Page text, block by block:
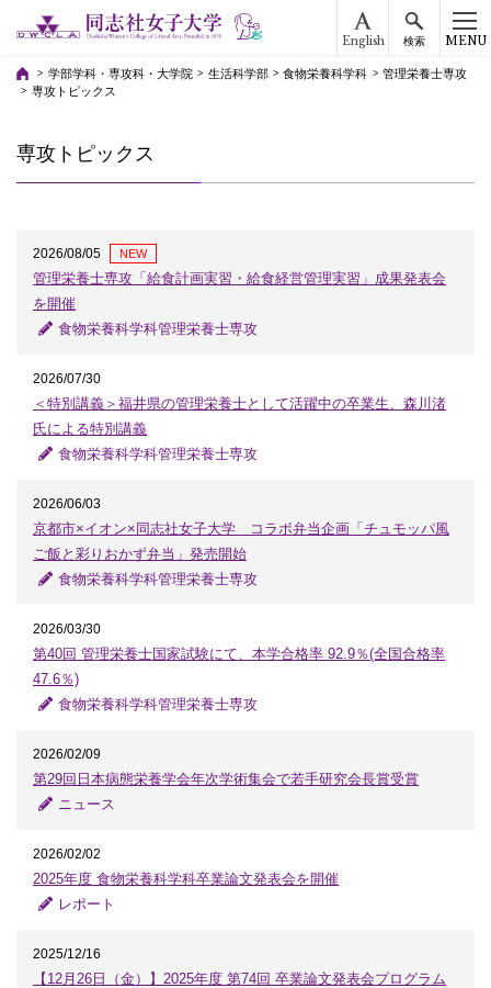
English 検索 MENU
学部学科・専攻科・大学院 生活科学部 食物栄養科学科
管理栄養士専攻
専攻トピックス
専攻トピックス
2026/08/05 NEW
管理栄養士専攻「給食計画実習・給食経営管理実習」成果発表会
を開催
食物栄養科学科管理栄養士専攻
2026/07/30
＜特別講義＞福井県の管理栄養士として活躍中の卒業生、森川渚
氏による特別講義
食物栄養科学科管理栄養士専攻
2026/06/03
京都市×イオン×同志社女子大学 コラボ弁当企画「チュモッパ風
ご飯と彩りおかず弁当」発売開始
食物栄養科学科管理栄養士専攻
2026/03/30
第40回 管理栄養士国家試験にて、本学合格率 92.9％(全国合格率
47.6％)
食物栄養科学科管理栄養士専攻
2026/02/09
第29回日本病態栄養学会年次学術集会で若手研究会長賞受賞
ニュース
2026/02/02
2025年度 食物栄養科学科卒業論文発表会を開催
レポート
2025/12/16
【12月26日（金）】2025年度 第74回 卒業論文発表会プログラム